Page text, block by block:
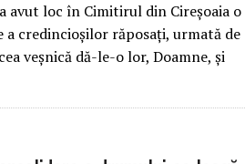
avut loc în Cimitirul din Cireșoaia o
credincioșilor răposați, urmată de
veşnică dă-le-o lor, Doamne, şi